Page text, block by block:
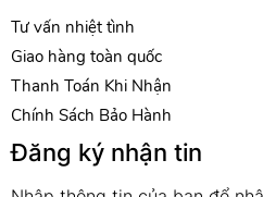
Tư vấn nhiệt tình
Giao hàng toàn quốc
Thanh Toán Khi Nhận
Chính Sách Bảo Hành
Đăng ký nhận tin